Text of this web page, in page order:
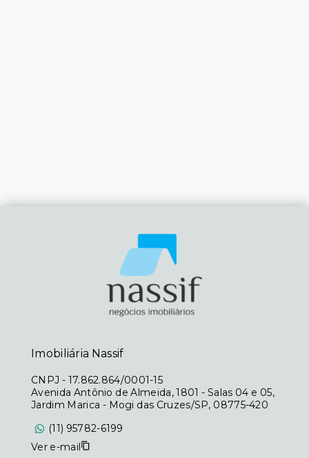
Imobiliária Nassif
CNPJ - 17.862.864/0001-15
Avenida Antônio de Almeida, 1801 - Salas 04 e 05,
Jardim Marica - Mogi das Cruzes/SP, 08775-420
(11) 95782-6199
Ver e-mail